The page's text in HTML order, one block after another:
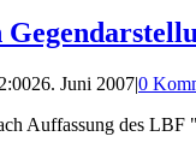
26. Juni 2007|0
Auffassung des